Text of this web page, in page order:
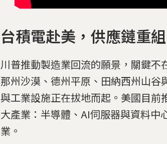
台積電赴美，供應鏈重組
川普推動製造業回流的願景，關鍵不
那州沙漠、德州平原、田納西州山
與工業設施正在拔地而起。美國目前
大產業：半導體、AI伺服器與資料中
業。